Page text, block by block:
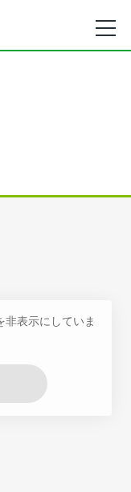
表示にしていま